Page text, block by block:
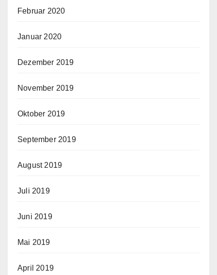
Februar 2020
Januar 2020
Dezember 2019
November 2019
Oktober 2019
September 2019
August 2019
Juli 2019
Juni 2019
Mai 2019
April 2019